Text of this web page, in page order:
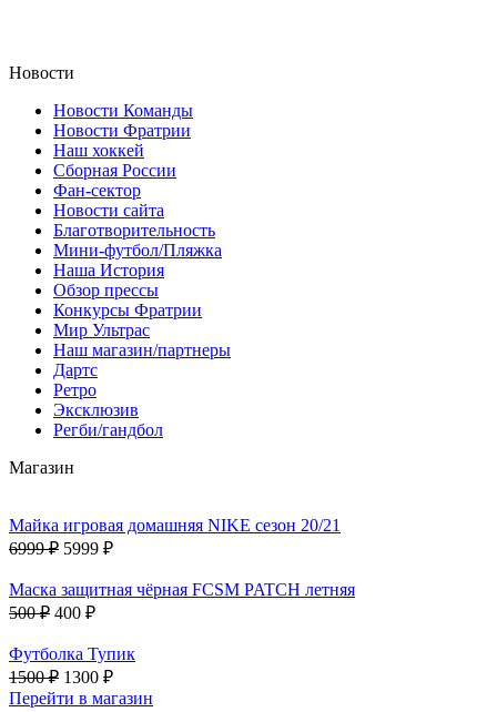
Новости
Новости Команды
Новости Фратрии
Наш хоккей
Сборная России
Фан-cектор
Новости сайта
Благотворительность
Мини-футбол/Пляжка
Наша История
Обзор прессы
Конкурсы Фратрии
Мир Ультрас
Наш магазин/партнеры
Дартс
Ретро
Эксклюзив
Регби/гандбол
Магазин
Майка игровая домашняя NIKE сезон 20/21
6999 ₽ 5999 ₽
Маска защитная чёрная FCSM PATCH летняя
500 ₽ 400 ₽
Футболка Тупик
1500 ₽ 1300 ₽
Перейти в магазин